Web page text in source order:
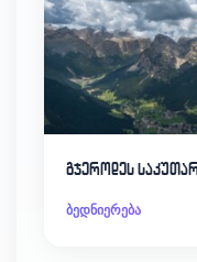
გჯეროდეს
ბედნიერება